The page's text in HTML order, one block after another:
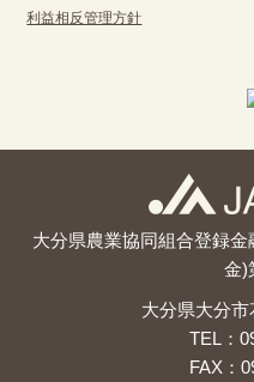
利益相反管理方針
大分県農業協同組合登録金
金)
大分県大分
TEL：
FAX：